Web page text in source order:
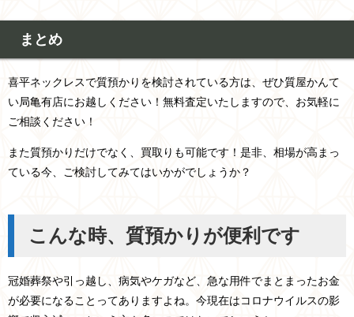
まとめ
喜平ネックレスで質預かりを検討されている方は、ぜひ質屋かんて
い局亀有店にお越しください！無料査定いたしますので、お気軽に
ご相談ください！
また質預かりだけでなく、買取りも可能です！是非、相場が高まっ
ている今、ご検討してみてはいかがでしょうか？
こんな時、質預かりが便利です
冠婚葬祭や引っ越し、病気やケガなど、急な用件でまとまったお金
が必要になることってありますよね。今現在はコロナウイルスの影